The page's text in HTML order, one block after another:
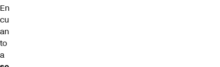
En
cu
an
to
a